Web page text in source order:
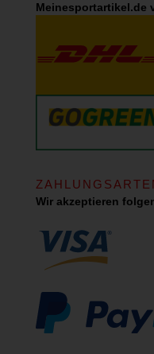
Meinesportartikel.de
Wir akzeptieren